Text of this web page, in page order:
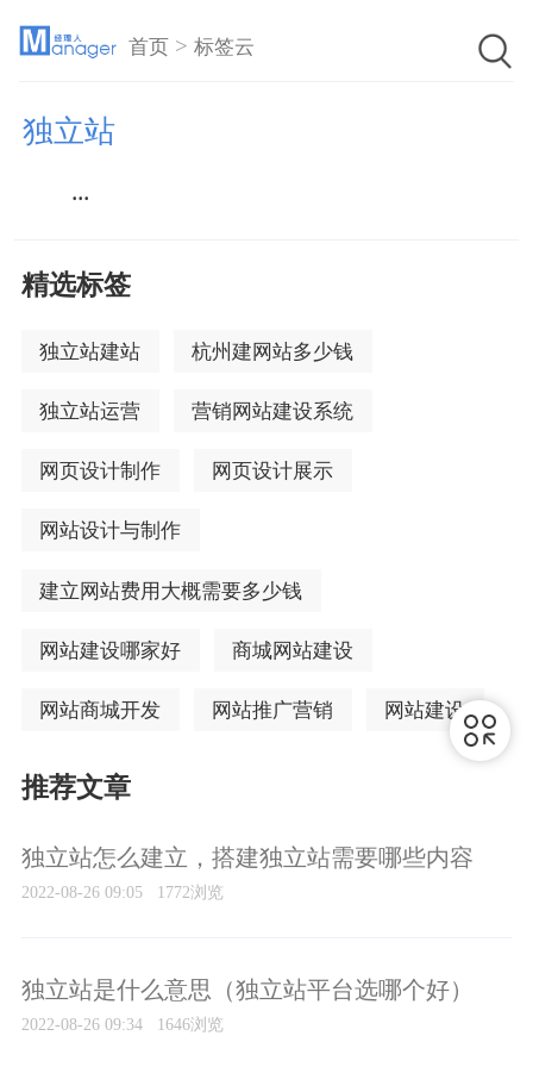
首页 >标签云
独立站
...
精选标签
独立站建站 杭州建网站多少钱
独立站运营 营销网站建设系统
网页设计制作 网页设计展示
网站设计与制作
建立网站费用大概需要多少钱
网站建设哪家好 商城网站建设
网站商城开发 网站推广营销 网站建设
推荐文章
独立站怎么建立，搭建独立站需要哪些内容
2022-08-26 09:05 1772浏览
独立站是什么意思（独立站平台选哪个好）
2022-08-26 09:34 1646浏览